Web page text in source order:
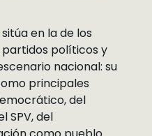
en la de los
partidos políticos y
nacional: su
principales
del
SPV, del